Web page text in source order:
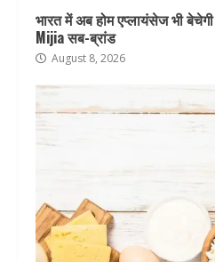
भारत में अब होम एप्लायंसेज भी
Mijia सब-ब्रांड
August 8, 2026